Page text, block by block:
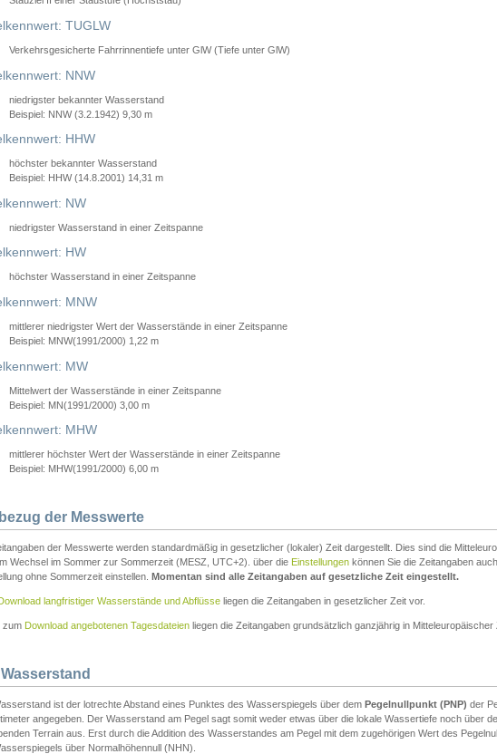
TUGLW
Verkehrsgesicherte Fahrrinnentiefe unter GlW (Tiefe unter GlW)
NNW
niedrigster bekannter Wasserstand
Beispiel: NNW (3.2.1942) 9,30 m
HHW
höchster bekannter Wasserstand
Beispiel: HHW (14.8.2001) 14,31 m
NW
niedrigster Wasserstand in einer Zeitspanne
HW
höchster Wasserstand in einer Zeitspanne
MNW
mittlerer niedrigster Wert der Wasserstände in einer Zeitspanne
Beispiel: MNW(1991/2000) 1,22 m
MW
Mittelwert der Wasserstände in einer Zeitspanne
Beispiel: MN(1991/2000) 3,00 m
MHW
mittlerer höchster Wert der Wasserstände in einer Zeitspanne
Beispiel: MHW(1991/2000) 6,00 m
der Messwerte
der Messwerte werden standardmäßig in gesetzlicher (lokaler) Zeit dargestellt. Dies sind die
Wechsel im Sommer zur Sommerzeit (MESZ, UTC+2). über die Einstellungen können Sie die Zeitangaben
ohne Sommerzeit einstellen. Momentan sind alle Zeitangaben auf gesetzliche Zeit eingestellt.
langfristiger Wasserstände und Abflüsse liegen die Zeitangaben in gesetzlicher Zeit vor.
zum Download angebotenen Tagesdateien liegen die Zeitangaben grundsätzlich ganzjährig in Mitteleuropäischer
ist der lotrechte Abstand eines Punktes des Wasserspiegels über dem Pegelnullpunkt (PNP) der
angegeben. Der Wasserstand am Pegel sagt somit weder etwas über die lokale Wassertiefe noch über
Terrain aus. Erst durch die Addition des Wasserstandes am Pegel mit dem zugehörigen Wert des
über Normalhöhennull (NHN).